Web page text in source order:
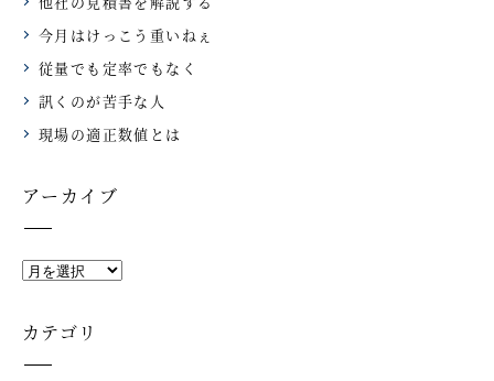
今月はけっこう重いねぇ
従量でも定率でもなく
訊くのが苦手な人
現場の適正数値とは
アーカイブ
カテゴリ